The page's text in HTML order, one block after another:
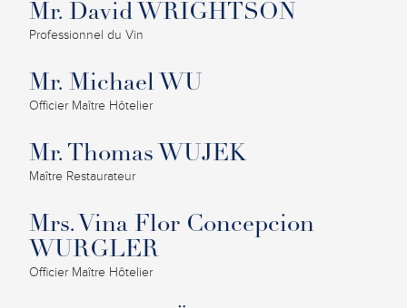
Mr. David WRIGHTSON
Professionnel du Vin
Mr. Michael WU
Officier Maître Hôtelier
Mr. Thomas WUJEK
Maître Restaurateur
Mrs. Vina Flor Concepcion
WURGLER
Officier Maître Hôtelier